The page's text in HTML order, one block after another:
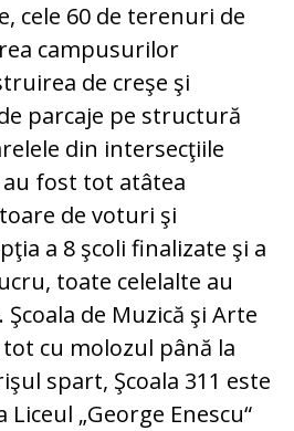
cele 60 de terenuri de
campusurilor
de creşe şi
parcaje pe structură
din intersecţiile
fost tot atâtea
de voturi şi
a 8 şcoli finalizate şi a
toate celelalte au
de Muzică şi Arte
cu molozul până la
spart, Şcoala 311 este
„George Enescu“